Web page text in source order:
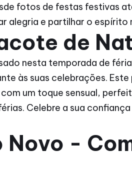
fotos de festas festivas
alegria e partilhar o espírito
de
nesta temporada de
às suas celebrações.
um toque sensual,
Celebre a sua
Novo -